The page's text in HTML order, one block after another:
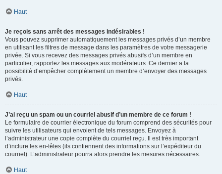
Haut
Je reçois sans arrêt des messages indésirables !
Vous pouvez supprimer automatiquement les messages privés d’un membre
en utilisant les filtres de message dans les paramètres de votre messagerie
privée. Si vous recevez des messages privés abusifs d’un membre en
particulier, rapportez les messages aux modérateurs. Ce dernier a la
possibilité d’empêcher complètement un membre d’envoyer des messages
privés.
Haut
J’ai reçu un spam ou un courriel abusif d’un membre de ce forum !
Le formulaire de courrier électronique du forum comprend des sécurités pour
suivre les utilisateurs qui envoient de tels messages. Envoyez à
l’administrateur une copie complète du courriel reçu. Il est très important
d’inclure les en-têtes (ils contiennent des informations sur l’expéditeur du
courriel). L’administrateur pourra alors prendre les mesures nécessaires.
Haut